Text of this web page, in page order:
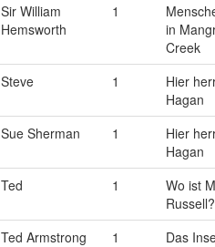
Sir William
Hemsworth
1
in
Creek
Steve 1
Hier
Hagan
Sue Sherman 1
Hier
Hagan
Ted 1
Wo ist
Russell?
Ted Armstrong 1
Das